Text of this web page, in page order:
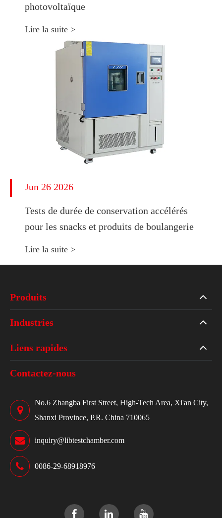
photovoltaïque
Lire la suite >
Jun 26 2026
Tests de durée de conservation accélérés
pour les snacks et produits de boulangerie
Lire la suite >
Produits
Industries
Liens rapides
Contactez-nous
No.6 Zhangba First Street, High-Tech Area, Xi'an City,
Shanxi Province, P.R. China 710065
inquiry@libtestchamber.com
0086-29-68918976